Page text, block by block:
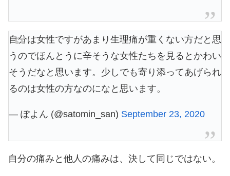
自分は女性ですがあまり生理痛が重くない方だと思
うのでほんとうに辛そうな女性たちを見るとかわい
そうだなと思います。少しでも寄り添ってあげられ
るのは女性の方なのになと思います。
— ぽよん (@satomin_san) September 23, 2020
自分の痛みと他人の痛みは、決して同じではない。